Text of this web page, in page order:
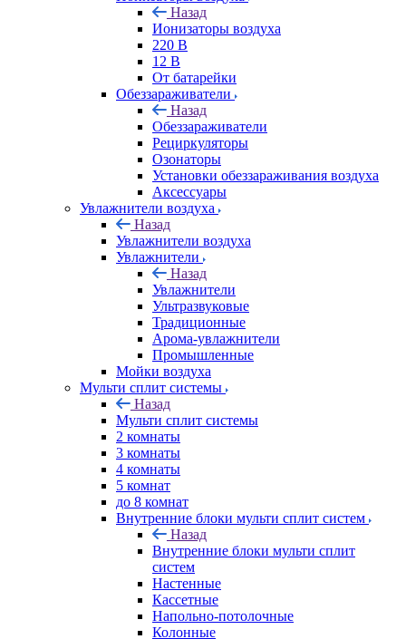
Назад
Ионизаторы воздуха
220 В
12 В
От батарейки
Обеззараживатели
Назад
Обеззараживатели
Рециркуляторы
Озонаторы
Установки обеззараживания воздуха
Аксессуары
Увлажнители воздуха
Назад
Увлажнители воздуха
Увлажнители
Назад
Увлажнители
Ультразвуковые
Традиционные
Арома-увлажнители
Промышленные
Мойки воздуха
Мульти сплит системы
Назад
Мульти сплит системы
2 комнаты
3 комнаты
4 комнаты
5 комнат
до 8 комнат
Внутренние блоки мульти сплит систем
Назад
Внутренние блоки мульти сплит
систем
Настенные
Кассетные
Напольно-потолочные
Колонные